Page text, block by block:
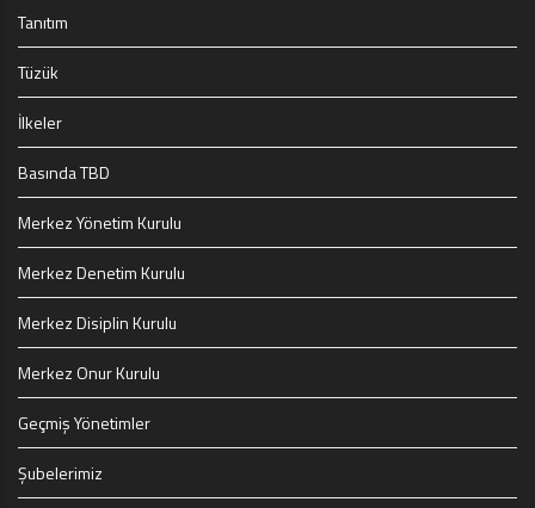
Tanıtım
Tüzük
İlkeler
Basında TBD
Merkez Yönetim Kurulu
Merkez Denetim Kurulu
Merkez Disiplin Kurulu
Merkez Onur Kurulu
Geçmiş Yönetimler
Şubelerimiz